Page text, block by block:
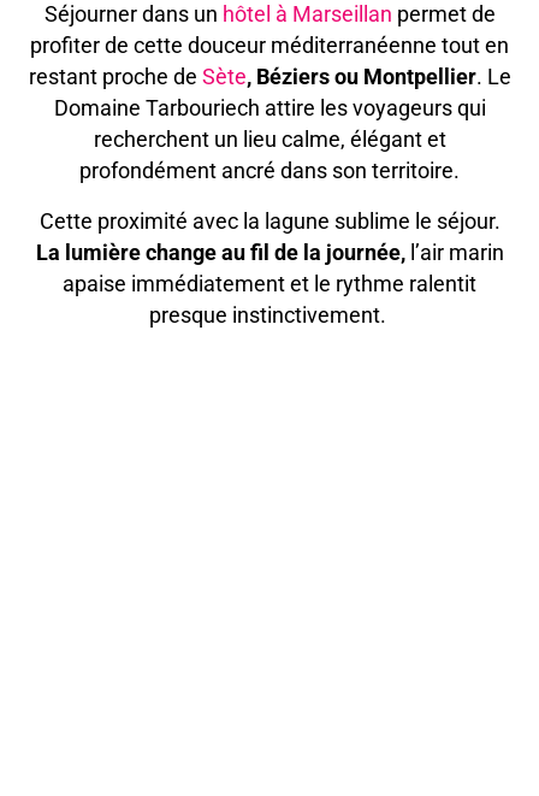
Séjourner dans un hôtel à Marseillan permet de
profiter de cette douceur méditerranéenne tout en
restant proche de Sète, Béziers ou Montpellier. Le
Domaine Tarbouriech attire les voyageurs qui
recherchent un lieu calme, élégant et
profondément ancré dans son territoire.
Cette proximité avec la lagune sublime le séjour.
La lumière change au fil de la journée,l’air marin
apaise immédiatement et le rythme ralentit
presque instinctivement.